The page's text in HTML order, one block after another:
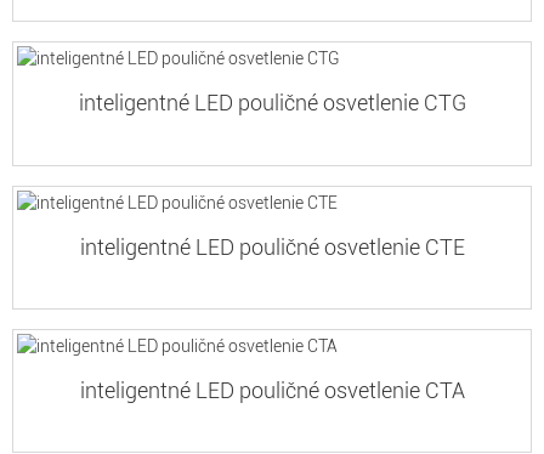
inteligentné LED pouličné osvetlenie CTG
inteligentné LED pouličné osvetlenie CTE
inteligentné LED pouličné osvetlenie CTA